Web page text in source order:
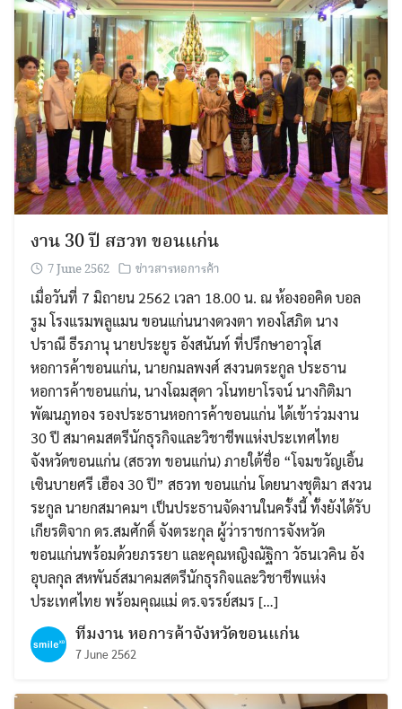
งาน 30 ปี สธวท ขอนแก่น
7 June 2562 ข่าวสารหอการค้า
เมื่อวันที่ 7 มิถายน 2562 เวลา 18.00 น. ณ ห้องออคิด บอล
รูม โรงแรมพลูแมน ขอนแก่นนางดวงตา ทองโสภิต นาง
ปราณี ธีรภานุ นายประยูร อังสนันท์ ที่ปรึกษาอาวุโส
หอการค้าขอนแก่น, นายกมลพงศ์ สงวนตระกูล ประธาน
หอการค้าขอนแก่น, นางโฉมสุดา วโนทยาโรจน์ นางกิติมา
พัฒนภูทอง รองประธานหอการค้าขอนแก่น ได้เข้าร่วมงาน
30 ปี สมาคมสตรีนักธุรกิจและวิชาชีพแห่งประเทศไทย
จังหวัดขอนแก่น (สธวท ขอนแก่น) ภายใต้ชื่อ “โจมขวัญเอิ้น
เซินบายศรี เฮือง 30 ปี” สธวท ขอนแก่น โดยนางชุติมา สงวน
ระกูล นายกสมาคมฯ เป็นประธานจัดงานในครั้งนี้ ทั้งยังได้รับ
เกียรติจาก ดร.สมศักดิ์ จังตระกุล ผู้ว่าราชการจังหวัด
ขอนแก่นพร้อมด้วยภรรยา และคุณหญิงณัฐิกา วัธนเวคิน อัง
อุบลกุล สหพันธ์สมาคมสตรีนักธุรกิจและวิชาชีพแห่ง
ประเทศไทย พร้อมคุณแม่ ดร.จรรย์สมร […]
ทีมงาน หอการค้าจังหวัดขอนแก่น
7 June 2562